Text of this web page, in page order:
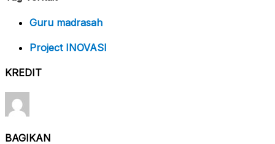
Guru madrasah
Project INOVASI
KREDIT
BAGIKAN